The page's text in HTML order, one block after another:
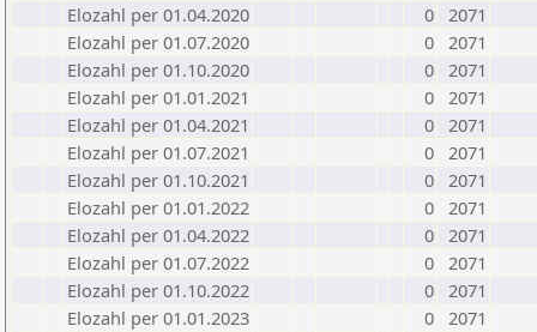
Elozahl per 01.04.2020
0 2071
Elozahl per 01.07.2020
0 2071
Elozahl per 01.10.2020
0 2071
Elozahl per 01.01.2021
0 2071
Elozahl per 01.04.2021
0 2071
Elozahl per 01.07.2021
0 2071
Elozahl per 01.10.2021
0 2071
Elozahl per 01.01.2022
0 2071
Elozahl per 01.04.2022
0 2071
Elozahl per 01.07.2022
0 2071
Elozahl per 01.10.2022
0 2071
Elozahl per 01.01.2023
0 2071